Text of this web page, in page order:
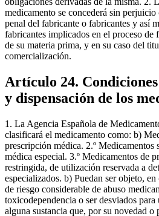
medicamento se concederá sin
penal del fabricante o fabricantes y así
fabricantes implicados en el proceso
de su materia prima, y en su caso del
comercialización.
Artículo 24.
y dispensación de los
1. La Agencia Española de
clasificará el medicamento como: b)
prescripción médica. 2.º Medicamentos
médica especial. 3.º Medicamentos de
restringida, de utilización reservada a
especializados. b) Puedan ser objeto,
de riesgo considerable de abuso
toxicodependencia o ser desviados
alguna sustancia que, por su novedad o